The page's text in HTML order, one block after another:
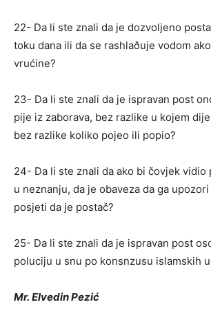
22- Da li ste znali da je dozvoljeno
toku dana ili da se rashlaðuje vodom
vrućine?
23- Da li ste znali da je ispravan post
pije iz zaborava, bez razlike u kojem
bez razlike koliko pojeo ili popio?
24- Da li ste znali da ako bi čovjek vidio
u neznanju, da je obaveza da ga
posjeti da je postač?
25- Da li ste znali da je ispravan post
poluciju u snu po konsnzusu islamskih
Mr. Elvedin Pezić